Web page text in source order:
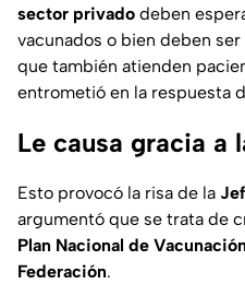
sector privado deben
vacunados o bien deben
que también atienden
entrometió en la respuesta
Le causa gracia a
Esto provocó la risa de la
argumentó que se trata de
Plan Nacional de
Federación.